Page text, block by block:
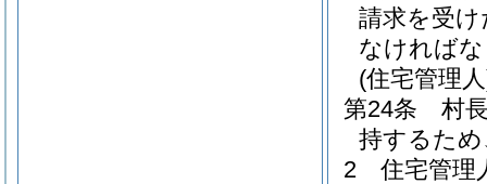
請求を受
なければ
(住宅管理
第24条
村
持するた
2
住宅管理